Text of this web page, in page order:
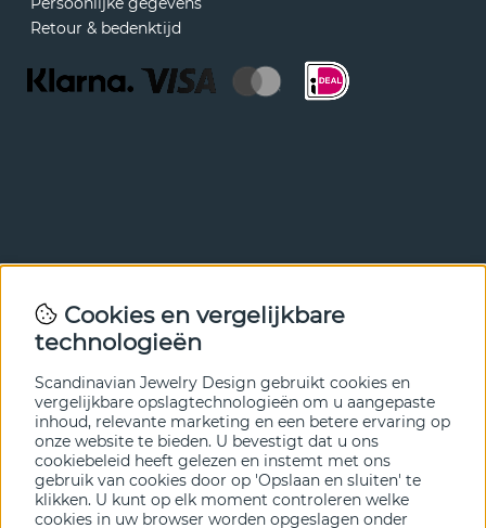
Retour & bedenktijd
Met onze nieuwsbrief ben je als eerste op de hoogte van
nieuws en aanbiedingen. Meld je hieronder aan.
VERZENDEN
Cookies en vergelijkbare
technologieën
Scandinavian Jewelry Design gebruikt cookies en
vergelijkbare opslagtechnologieën om u aangepaste
inhoud, relevante marketing en een betere ervaring op
onze website te bieden. U bevestigt dat u ons
cookiebeleid heeft gelezen en instemt met ons
gebruik van cookies door op 'Opslaan en sluiten' te
klikken. U kunt op elk moment controleren welke
cookies in uw browser worden opgeslagen onder